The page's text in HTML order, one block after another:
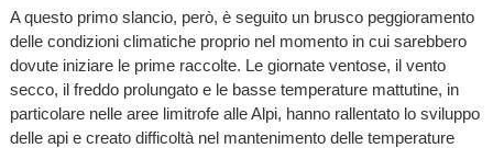
A questo primo slancio, però, è seguito un brusco peggioramento
delle condizioni climatiche proprio nel momento in cui sarebbero
dovute iniziare le prime raccolte. Le giornate ventose, il vento
secco, il freddo prolungato e le basse temperature mattutine, in
particolare nelle aree limitrofe alle Alpi, hanno rallentato lo sviluppo
delle api e creato difficoltà nel mantenimento delle temperature